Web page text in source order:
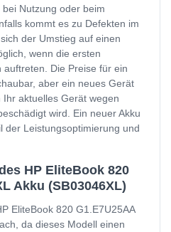
Nutzung oder beim
kommt es zu Defekten im
der Umstieg auf einen
wenn die ersten
Die Preise für ein
aber ein neues Gerät
aktuelles Gerät wegen
wird. Ein neuer Akku
der Leistungsoptimierung und
HP EliteBook 820
Akku (SB03046XL)
EliteBook 820 G1.E7U25AA
da dieses Modell einen